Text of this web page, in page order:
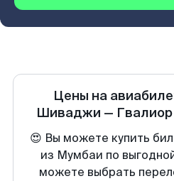
Цены на
Шиваджи — Гвалиор
😍 Вы можете купить
из Мумбаи по
можете выбрать